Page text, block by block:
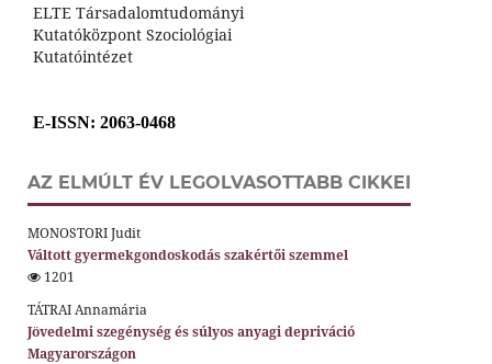
ELTE Társadalomtudományi
Kutatóközpont Szociológiai
Kutatóintézet
E-ISSN: 2063-0468
AZ ELMÚLT ÉV LEGOLVASOTTABB CIKKEI
MONOSTORI Judit
Váltott gyermekgondoskodás szakértői szemmel
1201
TÁTRAI Annamária
Jövedelmi szegénység és súlyos anyagi depriváció
Magyarországon